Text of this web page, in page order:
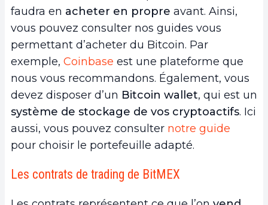
faudra en acheter en propre avant. Ainsi,
vous pouvez consulter nos guides vous
permettant d’acheter du Bitcoin. Par
exemple, Coinbase est une plateforme que
nous vous recommandons. Également, vous
devez disposer d’un Bitcoin wallet, qui est un
système de stockage de vos cryptoactifs. Ici
aussi, vous pouvez consulter notre guide
pour choisir le portefeuille adapté.
Les contrats de trading de BitMEX